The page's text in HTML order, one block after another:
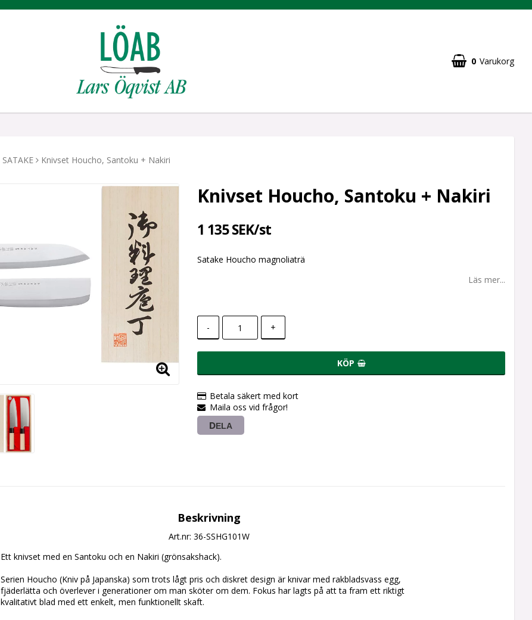
0 Varukorg
SATAKE Knivset Houcho, Santoku + Nakiri
Knivset Houcho, Santoku + Nakiri
1 135 SEK/st
Satake Houcho magnoliaträ
Läs mer...
- +
KÖP
Betala säkert med kort
Maila oss vid frågor!
DELA
Beskrivning
Art.nr: 36-SSHG101W
Ett knivset med en Santoku och en Nakiri (grönsakshack).
Serien Houcho (Kniv på Japanska) som trots lågt pris och diskret design är knivar med rakbladsvass egg,
fjäderlätta och överlever i generationer om man sköter om dem. Fokus har lagts på att ta fram ett riktigt
kvalitativt blad med ett enkelt, men funktionellt skaft.